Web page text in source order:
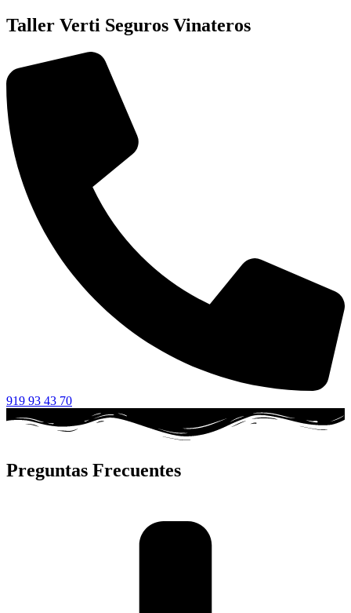
Taller Verti Seguros Vinateros
919 93 43 70
Preguntas Frecuentes